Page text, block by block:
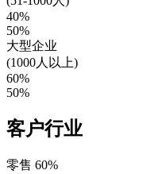
40%
50%
大型企业
(1000人以上)
60%
50%
客户行业
零售 60%